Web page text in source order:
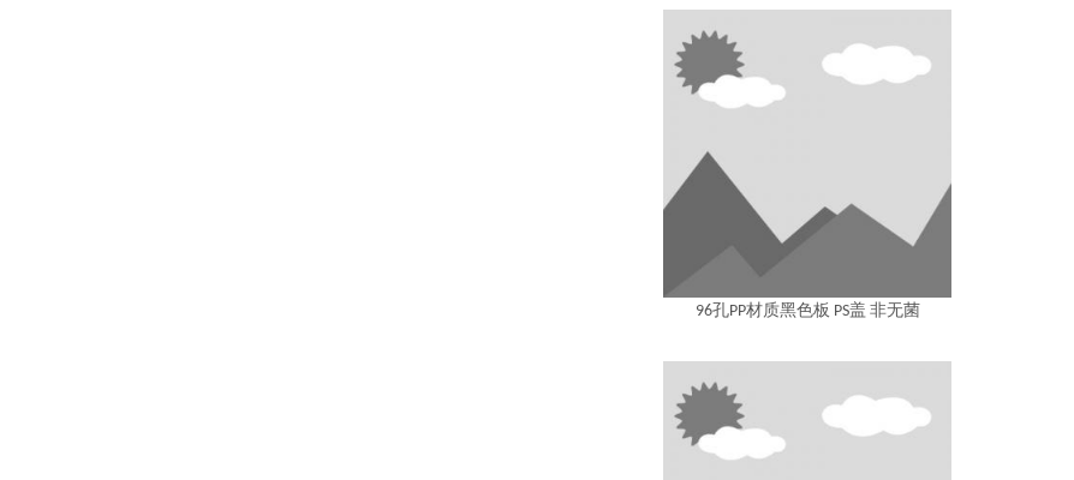
96孔PP材质黑色板 PS盖 非无菌